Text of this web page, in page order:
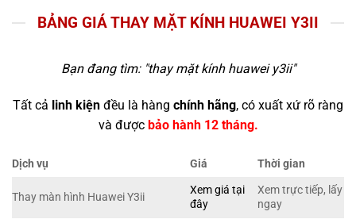
BẢNG GIÁ THAY MẶT KÍNH HUAWEI Y3II
Bạn đang tìm: "thay mặt kính huawei y3ii"
Tất cả linh kiện đều là hàng chính hãng, có xuất xứ rõ ràng
và được bảo hành 12 tháng.
Dịch vụ Giá Thời gian
Thay màn hình Huawei Y3ii
Xem giá tại
đây
Xem trực tiếp, lấy
ngay